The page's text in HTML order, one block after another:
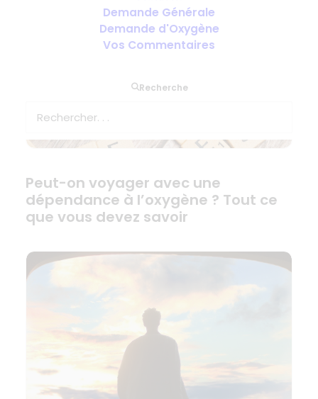
Demande Générale
Demande d'Oxygène
Vos Commentaires
Recherche
Peut-on voyager avec une
dépendance à l’oxygène ? Tout ce
que vous devez savoir